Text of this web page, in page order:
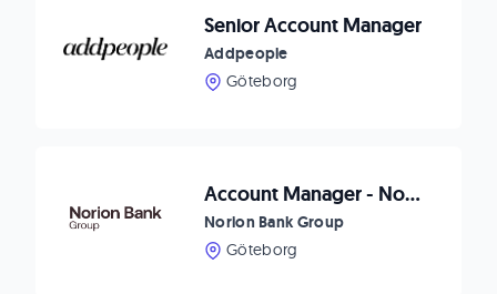
Senior Account Manager
Addpeople
Göteborg
Account Manager - Norion Bank Group
Norion Bank Group
Göteborg